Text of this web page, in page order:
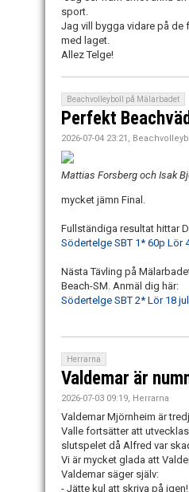
sport.
Jag vill bygga vidare på de
med laget.
Allez Telge!
Beachvolleyboll på Mälarbadet
Perfekt
2026-07-04 23:21,
Mattias Forsberg och Isak
mycket jämn Final.
Fullständiga resultat hittar
Södertelge SBT 1* 60p Lör
Nästa Tävling på
Beach-SM. Anmäl dig här:
Södertelge SBT 2* Lör 18
Herrarna
Valdemar är
2026-07-03 09:19, Herrarna
Valdemar Mjörnheim är
Valle fortsätter att
slutspelet då Alfred var
Vi är mycket glada att
Valdemar säger själv:
- Jätte kul att skriva på